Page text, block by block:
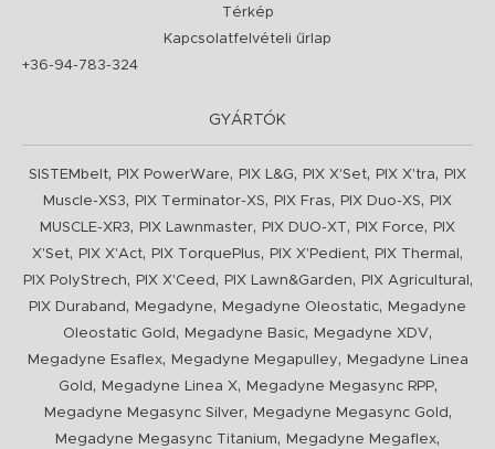
Térkép
Kapcsolatfelvételi űrlap
+36-94-783-324
GYÁRTÓK
SISTEMbelt, PIX PowerWare, PIX L&G, PIX X'Set, PIX X'tra,
PIX
Muscle-XS3, PIX Terminator-XS, PIX Fras, PIX Duo-XS,
PIX
MUSCLE-XR3, PIX Lawnmaster, PIX DUO-XT , PIX Force,
PIX
X'Set, PIX X'Act, PIX TorquePlus, PIX X'Pedient, PIX Thermal ,
PIX PolyStrech, PIX X'Ceed , PIX Lawn&Garden, PIX Agricultural ,
PIX Duraband , Megadyne, Megadyne Oleostatic,
Megadyne
Oleostatic Gold , Megadyne Basic, Megadyne XDV,
Megadyne Esaflex, Megadyne Megapulley,
Megadyne Linea
Gold , Megadyne Linea X, Megadyne Megasync RPP,
Megadyne Megasync Silver, Megadyne Megasync Gold ,
Megadyne Megasync Titanium, Megadyne Megaflex,